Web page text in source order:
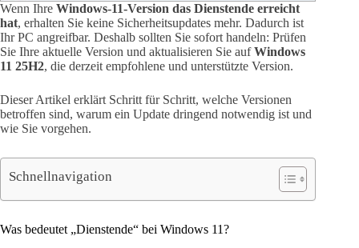
Wenn Ihre Windows-11-Version das Dienstende erreicht
hat, erhalten Sie keine Sicherheitsupdates mehr. Dadurch ist
Ihr PC angreifbar. Deshalb sollten Sie sofort handeln: Prüfen
Sie Ihre aktuelle Version und aktualisieren Sie aufWindows
11 25H2, die derzeit empfohlene und unterstützte Version.
Dieser Artikel erklärt Schritt für Schritt, welche Versionen
betroffen sind, warum ein Update dringend notwendig ist und
wie Sie vorgehen.
Schnellnavigation
Was bedeutet „Dienstende“ bei Windows 11?